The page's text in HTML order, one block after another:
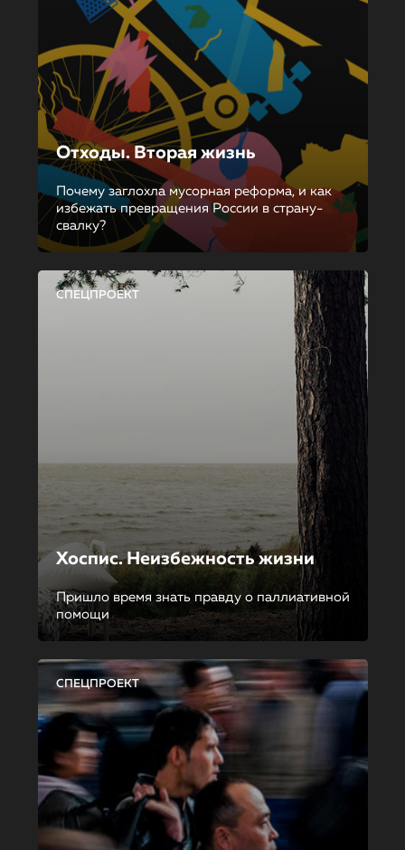
Отходы. Вторая жизнь
Почему заглохла мусорная реформа, и как
избежать превращения России в страну-
свалку?
СПЕЦПРОЕКТ
Хоспис. Неизбежность жизни
Пришло время знать правду о паллиативной
помощи
СПЕЦПРОЕКТ